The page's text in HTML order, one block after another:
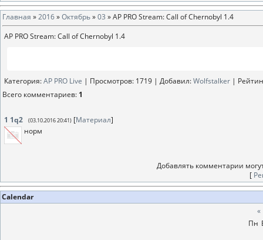
Главная »2016»Октябрь»03 » AP PRO Stream: Call of Chernobyl 1.4
AP PRO Stream: Call of Chernobyl 1.4
Категория:AP PRO Live | Просмотров: 1719 | Добавил:Wolfstalker |
Всего комментариев: 1
1 1q2 (03.10.2016 20:41) [Материал]
норм
Добавлять комментарии
[
Calendar
«
Пн